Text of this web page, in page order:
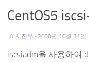
CentOS5
BY 서진우 · 2008년 10월 31일
iscsiadm을 사용하여